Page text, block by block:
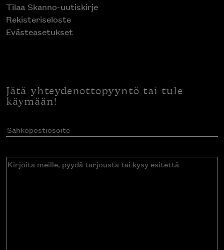
Tilaa Skanno-uutiskirje
Rekisteriseloste
Evästeasetukset
Jätä yhteydenottopyyntö tai tule
käymään!
Sähköpostiosoite(Pakollinen)
Kirjoita